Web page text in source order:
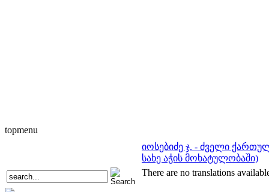
topmenu
იოსებიძე ჯ. - ძველი
სახე აჭის მოხატულობაში)
There are no translations